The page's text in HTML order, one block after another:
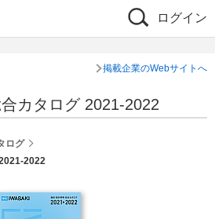
ログイン
掲載企業のWebサイトへ
カタログ 2021-2022
ログ
2022